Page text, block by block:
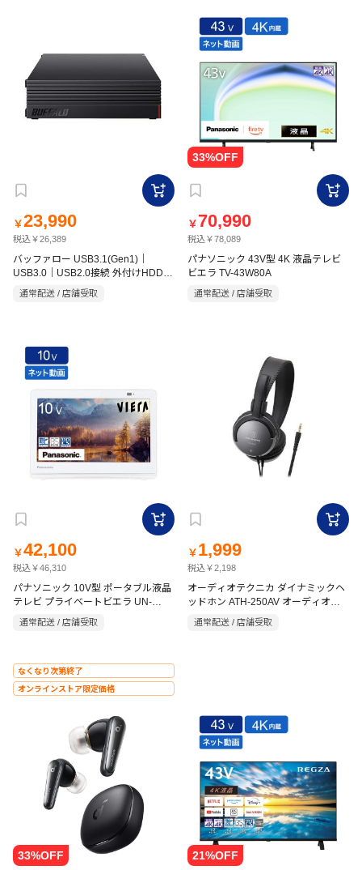
￥23,990
税込￥26,389
バッファロー USB3.1(Gen1)｜
USB3.0｜USB2.0接続 外付けHDD
4TB ブラック HDNRLD 4.0U3BA
通常配送 / 店舗受取
￥ 70,990
税込￥78,089
パナソニック 43V型 4K 液晶テレビ
ビエラ TV-43W80A
通常配送 / 店舗受取
￥42,100
税込￥46,310
パナソニック 10V型 ポータブル液晶
テレビ プライベートビエラ UN-
通常配送 / 店舗受取
￥ 1,999
税込￥2,198
オーディオテクニカ ダイナミックヘ
ッドホン ATH-250AV オーディオテ
クニカ
通常配送 / 店舗受取
なくなり次第終了
オンラインストア限定価格